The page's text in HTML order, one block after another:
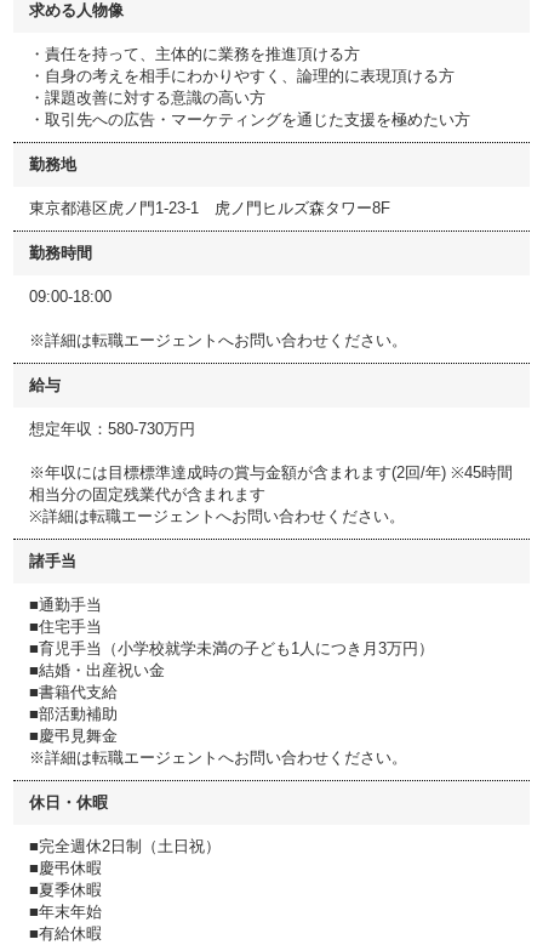
求める人物像
・責任を持って、主体的に業務を推進頂ける方
・自身の考えを相手にわかりやすく、論理的に表現頂ける方
・課題改善に対する意識の高い方
・取引先への広告・マーケティングを通じた支援を極めたい方
勤務地
東京都港区虎ノ門1-23-1 虎ノ門ヒルズ森タワー8F
勤務時間
09:00-18:00
※詳細は転職エージェントへお問い合わせください。
給与
想定年収：580-730万円
※年収には目標標準達成時の賞与金額が含まれます(2回/年) ※45時間
相当分の固定残業代が含まれます
※詳細は転職エージェントへお問い合わせください。
諸手当
■通勤手当
■住宅手当
■育児手当（小学校就学未満の子ども1人につき月3万円）
■結婚・出産祝い金
■書籍代支給
■部活動補助
■慶弔見舞金
※詳細は転職エージェントへお問い合わせください。
休日・休暇
■完全週休2日制（土日祝）
■慶弔休暇
■夏季休暇
■年末年始
■有給休暇